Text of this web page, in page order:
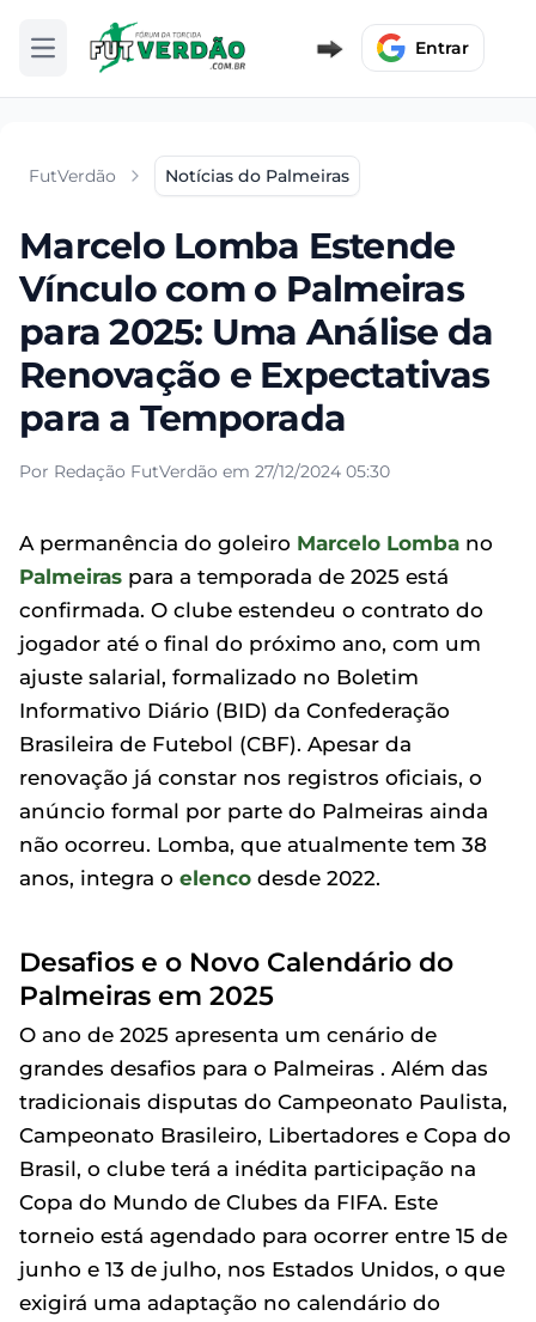
Abrir menu Entrar
FutVerdão Notícias do Palmeiras
Marcelo Lomba Estende
Vínculo com o Palmeiras
para 2025: Uma Análise da
Renovação e Expectativas
para a Temporada
Por Redação FutVerdão em 27/12/2024 05:30
A permanência do goleiro Marcelo Lomba no
Palmeiras para a temporada de 2025 está
confirmada. O clube estendeu o contrato do
jogador até o final do próximo ano, com um
ajuste salarial, formalizado no Boletim
Informativo Diário (BID) da Confederação
Brasileira de Futebol (CBF). Apesar da
renovação já constar nos registros oficiais, o
anúncio formal por parte do Palmeiras ainda
não ocorreu. Lomba, que atualmente tem 38
anos, integra o elenco desde 2022.
Desafios e o Novo Calendário do
Palmeiras em 2025
O ano de 2025 apresenta um cenário de
grandes desafios para o Palmeiras . Além das
tradicionais disputas do Campeonato Paulista,
Campeonato Brasileiro, Libertadores e Copa do
Brasil, o clube terá a inédita participação na
Copa do Mundo de Clubes da FIFA. Este
torneio está agendado para ocorrer entre 15 de
junho e 13 de julho, nos Estados Unidos, o que
exigirá uma adaptação no calendário do